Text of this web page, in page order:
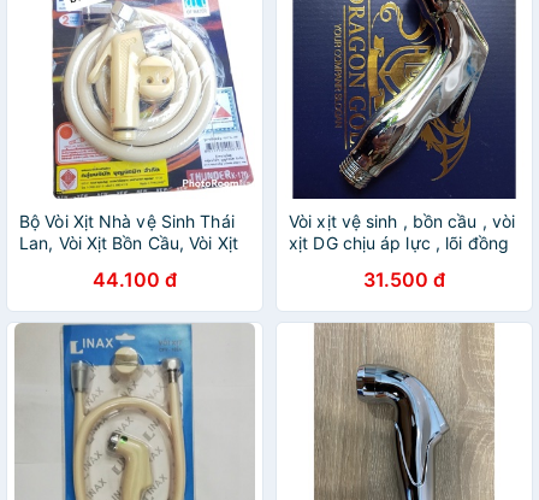
Bộ Vòi Xịt Nhà vệ Sinh Thái
Lan, Vòi Xịt Bồn Cầu, Vòi Xịt
44.100 đ
Vòi xịt vệ sinh , bồn cầu , vòi
xịt DG chịu áp lực , lõi đồng
31.500 đ